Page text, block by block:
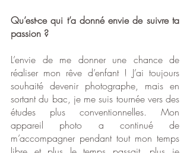
Qu’est-ce qui t’a donné envie de suivre ta
passion ?
L’envie de me donner une chance de
réaliser mon rêve d’enfant ! J’ai toujours
souhaité devenir photographe, mais en
sortant du bac, je me suis tournée vers des
études plus conventionnelles. Mon
appareil photo a continué de
m’accompagner pendant tout mon temps